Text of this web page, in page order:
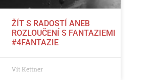
ŽÍT S RADOSTÍ ANEB
ROZLOUČENÍ S FANTAZIEMI
#4FANTAZIE
Vít Kettner